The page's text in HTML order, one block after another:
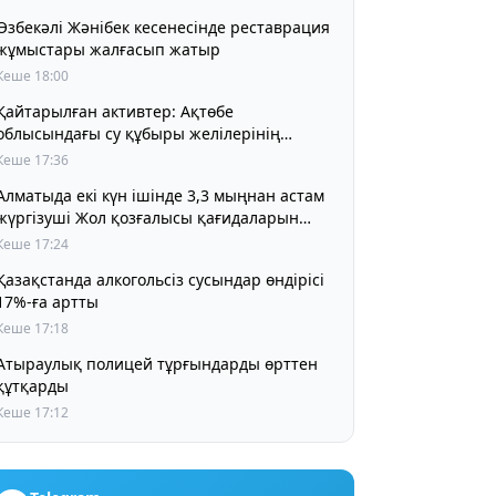
Жәнібек кесенесінде реставрация
жалғасып жатыр
18:00
активтер: Ақтөбе
су құбыры желілерінің
5 млрд теңге бөлінді
17:36
екі күн ішінде 3,3 мыңнан астам
Жол қозғалысы қағидаларын
17:24
алкогольсіз сусындар өндірісі
ға артты
17:18
полицей тұрғындарды өрттен
17:12